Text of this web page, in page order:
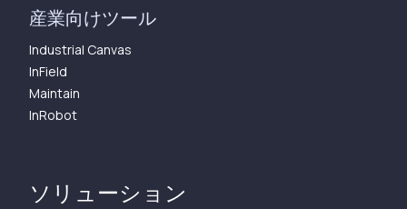
産業向けツール
Industrial Canvas
InField
Maintain
InRobot
ソリューション